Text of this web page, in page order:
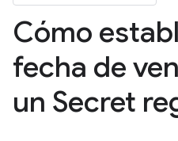
Cómo
fecha de
un Secret